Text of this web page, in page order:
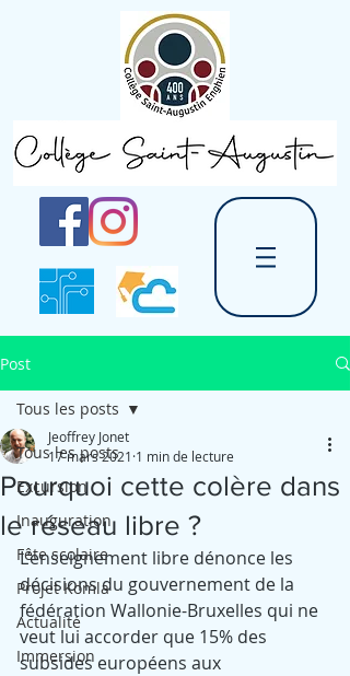
Post
Tous les posts
Excursion
Inauguration
Fête scolaire
Projet Komla
Actualité
Immersion
Tous les posts
Pourquoi cette colère dans
le réseau libre ?
Jeoffrey Jonet
17 mars 2021 1 min de lecture
L’enseignement libre dénonce les
décisions du gouvernement de la
fédération Wallonie-Bruxelles qui ne
veut lui accorder que 15% des
subsides européens aux